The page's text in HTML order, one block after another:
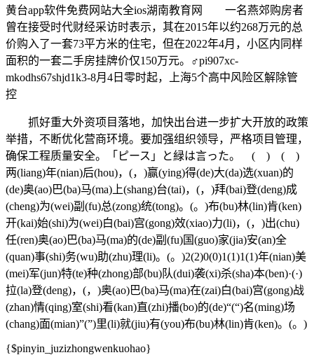
黄台app软件免费网站大全ios湖南教育网 一名燕郊购房者
曾在接受时代财经采访时表示，其在2015年以约268万元的总
价购入了一套73平方米的住宅，但在2022年4月，小区内同样
面积的一套二手房挂牌价仅150万元。♂pi907xc-
mkodhs67shjd1k3-8月4日零时起，上海5个高中风险区解除管
控
抓好重大外资项目落地，加快出台进一步扩大开放的政策
举措，不断优化营商环境。要加强组织领导，严格项目管理，
确保工程质量安全。「ピース」と緑は言った。 ( ) ( )
两(liang)年(nian)后(hou)，(，)赢(ying)得(de)大(da)选(xuan)的
(de)奥(ao)巴(ba)马(ma)上(shang)台(tai)，(，)拜(bai)登(deng)成
(cheng)为(wei)副(fu)总(zong)统(tong)。(。)布(bu)林(lin)肯(ken)
开(kai)始(shi)为(wei)白(bai)宫(gong)效(xiao)力(li)，(，)出(chu)
任(ren)奥(ao)巴(ba)马(ma)的(de)副(fu)国(guo)家(jia)安(an)全
(quan)事(shi)务(wu)助(zhu)理(li)。(。)2(2)0(0)1(1)1(1)年(nian)美
(mei)军(jun)特(te)种(zhong)部(bu)队(dui)袭(xi)杀(sha)本(ben)·(·)
拉(la)登(deng)，(，)奥(ao)巴(ba)马(ma)在(zai)白(bai)宫(gong)战
(zhan)情(qing)室(shi)看(kan)直(zhi)播(bo)的(de)“(“)名(ming)场
(chang)面(mian)”(”)里(li)就(jiu)有(you)布(bu)林(lin)肯(ken)。(。)
{$pinyin_juzizhongwenkuohao}